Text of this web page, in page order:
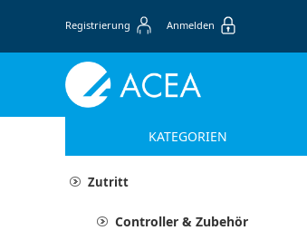
Registrierung Anmelden
KATEGORIEN
Zutritt
Controller & Zubehör